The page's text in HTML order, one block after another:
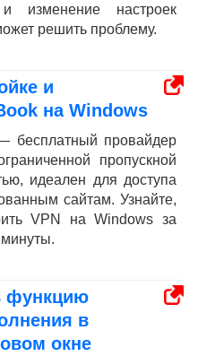
изменение настроек
решить проблему.
и
на Windows
бесплатный провайдер
пропускной
идеален для доступа
сайтам. Узнайте,
VPN на Windows за
функцию
в
окне